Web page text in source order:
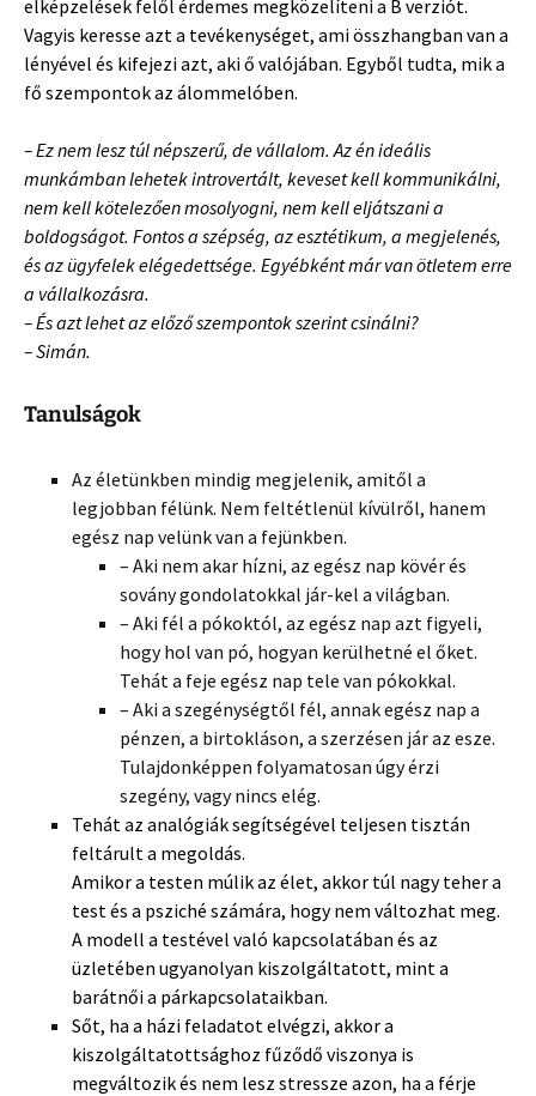
elképzelések felől érdemes megközelíteni a B verziót.
Vagyis keresse azt a tevékenységet, ami összhangban van a
lényével és kifejezi azt, aki ő valójában. Egyből tudta, mik a
fő szempontok az álommelóben.
– Ez nem lesz túl népszerű, de vállalom. Az én ideális
munkámban lehetek introvertált, keveset kell kommunikálni,
nem kell kötelezően mosolyogni, nem kell eljátszani a
boldogságot. Fontos a szépség, az esztétikum, a megjelenés,
és az ügyfelek elégedettsége. Egyébként már van ötletem erre
a vállalkozásra.
– És azt lehet az előző szempontok szerint csinálni?
– Simán.
Tanulságok
Az életünkben mindig megjelenik, amitől a
legjobban félünk. Nem feltétlenül kívülről, hanem
egész nap velünk van a fejünkben.
– Aki nem akar hízni, az egész nap kövér és
sovány gondolatokkal jár-kel a világban.
– Aki fél a pókoktól, az egész nap azt figyeli,
hogy hol van pó, hogyan kerülhetné el őket.
Tehát a feje egész nap tele van pókokkal.
– Aki a szegénységtől fél, annak egész nap a
pénzen, a birtokláson, a szerzésen jár az esze.
Tulajdonképpen folyamatosan úgy érzi
szegény, vagy nincs elég.
Tehát az analógiák segítségével teljesen tisztán
feltárult a megoldás.
Amikor a testen múlik az élet, akkor túl nagy teher a
test és a psziché számára, hogy nem változhat meg.
A modell a testével való kapcsolatában és az
üzletében ugyanolyan kiszolgáltatott, mint a
barátnői a párkapcsolataikban.
Sőt, ha a házi feladatot elvégzi, akkor a
kiszolgáltatottsághoz fűződő viszonya is
megváltozik és nem lesz stressze azon, ha a férje